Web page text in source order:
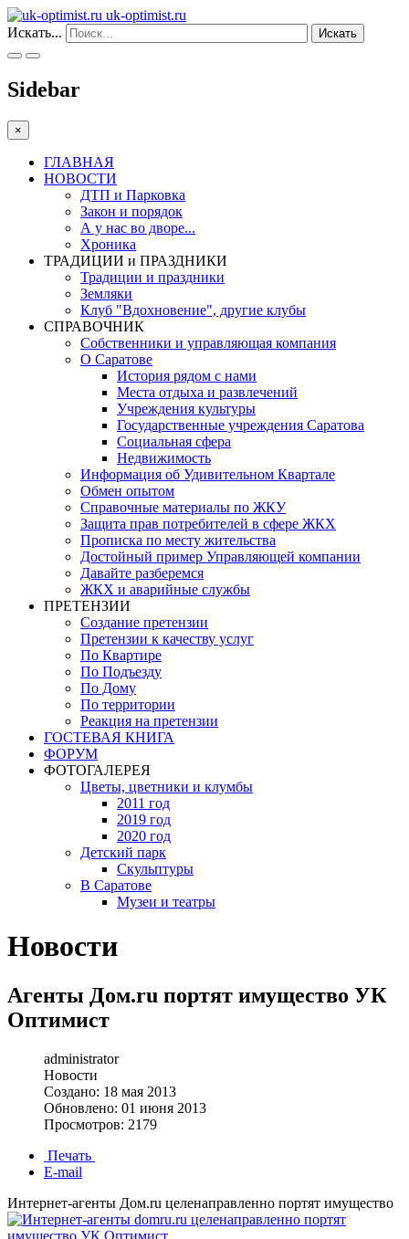
uk-optimist.ru
Искать...
Искать
Sidebar
×
ГЛАВНАЯ
НОВОСТИ
ДТП и Парковка
Закон и порядок
А у нас во дворе...
Хроника
ТРАДИЦИИ и ПРАЗДНИКИ
Традиции и праздники
Земляки
Клуб "Вдохновение", другие клубы
СПРАВОЧНИК
Собственники и управляющая компания
О Саратове
История рядом с нами
Места отдыха и развлечений
Учреждения культуры
Государственные учреждения Саратова
Социальная сфера
Недвижимость
Информация об Удивительном Квартале
Обмен опытом
Справочные материалы по ЖКУ
Защита прав потребителей в сфере ЖКХ
Прописка по месту жительства
Достойный пример Управляющей компании
Давайте разберемся
ЖКХ и аварийные службы
ПРЕТЕНЗИИ
Создание претензии
Претензии к качеству услуг
По Квартире
По Подъезду
По Дому
По территории
Реакция на претензии
ГОСТЕВАЯ КНИГА
ФОРУМ
ФОТОГАЛЕРЕЯ
Цветы, цветники и клумбы
2011 год
2019 год
2020 год
Детский парк
Скульптуры
В Саратове
Музеи и театры
Новости
Агенты Дом.ru портят имущество УК
Оптимист
administrator
Новости
Создано: 18 мая 2013
Обновлено: 01 июня 2013
Просмотров: 2179
Печать
E-mail
Интернет-агенты Дом.ru целенаправленно портят имущество